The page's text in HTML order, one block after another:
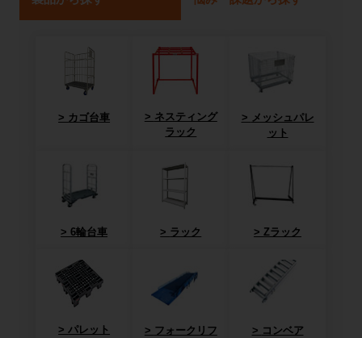
カゴ台車
ネスティング
ラック
メッシュパレ
ット
6輪台車 ラック Zラック
パレット
フォークリフ
コンベア